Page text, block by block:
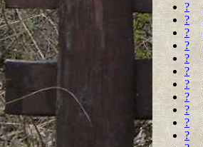
?
?
?
?
?
?
?
?
?
?
?